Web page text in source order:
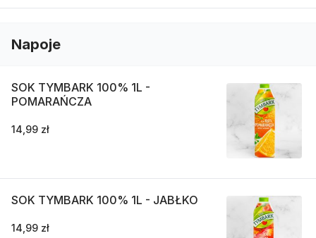
Napoje
SOK TYMBARK 100% 1L -
POMARAŃCZA
14,99 zł
SOK TYMBARK 100% 1L - JABŁKO
14,99 zł